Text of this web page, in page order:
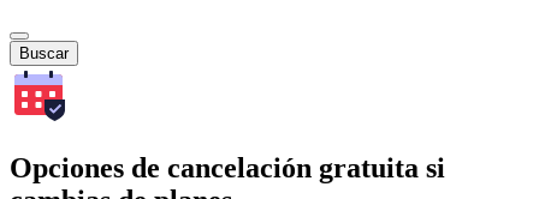
Buscar
Opciones de cancelación gratuita si